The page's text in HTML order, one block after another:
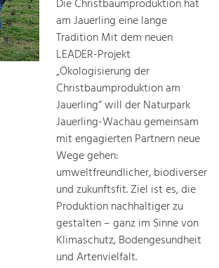
Jugend und
& Energie
öffentlicher Verkehr und
Wertschöpfung
Die Christbaumproduktion hat
am Jauerling eine lange
Tradition Mit dem neuen
LEADER-Projekt
„Ökologisierung der
Christbaumproduktion am
Jauerling“ will der Naturpark
Jauerling-Wachau gemeinsam
mit engagierten Partnern neue
Wege gehen:
umweltfreundlicher, biodiverser
und zukunftsfit. Ziel ist es, die
Produktion nachhaltiger zu
gestalten – ganz im Sinne von
Klimaschutz, Bodengesundheit
und Artenvielfalt.